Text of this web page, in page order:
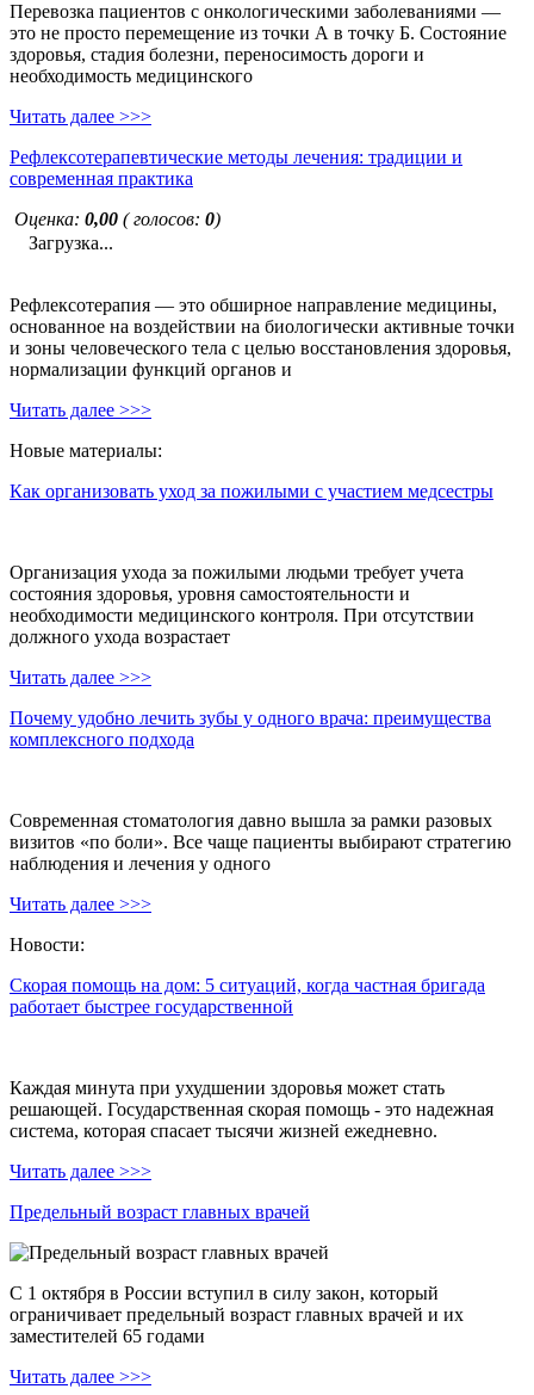
Перевозка пациентов с онкологическими заболеваниями —
это не просто перемещение из точки А в точку Б. Состояние
здоровья, стадия болезни, переносимость дороги и
необходимость медицинского
Читать далее >>>
Рефлексотерапевтические методы лечения: традиции и
современная практика
Оценка: 0,00 ( голосов: 0)
Загрузка...
Рефлексотерапия — это обширное направление медицины,
основанное на воздействии на биологически активные точки
и зоны человеческого тела с целью восстановления здоровья,
нормализации функций органов и
Читать далее >>>
Новые материалы:
Как организовать уход за пожилыми с участием медсестры
Организация ухода за пожилыми людьми требует учета
состояния здоровья, уровня самостоятельности и
необходимости медицинского контроля. При отсутствии
должного ухода возрастает
Читать далее >>>
Почему удобно лечить зубы у одного врача: преимущества
комплексного подхода
Современная стоматология давно вышла за рамки разовых
визитов «по боли». Все чаще пациенты выбирают стратегию
наблюдения и лечения у одного
Читать далее >>>
Новости:
Скорая помощь на дом: 5 ситуаций, когда частная бригада
работает быстрее государственной
Каждая минута при ухудшении здоровья может стать
решающей. Государственная скорая помощь - это надежная
система, которая спасает тысячи жизней ежедневно.
Читать далее >>>
Предельный возраст главных врачей
С 1 октября в России вступил в силу закон, который
ограничивает предельный возраст главных врачей и их
заместителей 65 годами
Читать далее >>>